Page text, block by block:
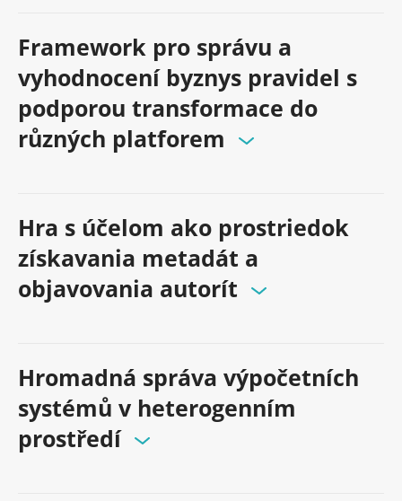
Framework pro správu a
vyhodnocení byznys pravidel s
podporou transformace do
různých platforem
Hra s účelom ako prostriedok
získavania metadát a
objavovania autorít
Hromadná správa výpočetních
systémů v heterogenním
prostředí